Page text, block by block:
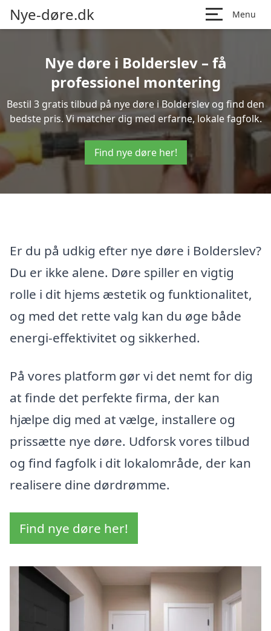
Nye-døre.dk Menu
Nye døre i Bolderslev – få
professionel montering
Bestil 3 gratis tilbud på nye døre i Bolderslev og find den
bedste pris. Vi matcher dig med erfarne, lokale fagfolk.
Find nye døre her!
Er du på udkig efter nye døre i Bolderslev?
Du er ikke alene. Døre spiller en vigtig
rolle i dit hjems æstetik og funktionalitet,
og med det rette valg kan du øge både
energi-effektivitet og sikkerhed.
På vores platform gør vi det nemt for dig
at finde det perfekte firma, der kan
hjælpe dig med at vælge, installere og
prissætte nye døre. Udforsk vores tilbud
og find fagfolk i dit lokalområde, der kan
realisere dine dørdrømme.
Find nye døre her!